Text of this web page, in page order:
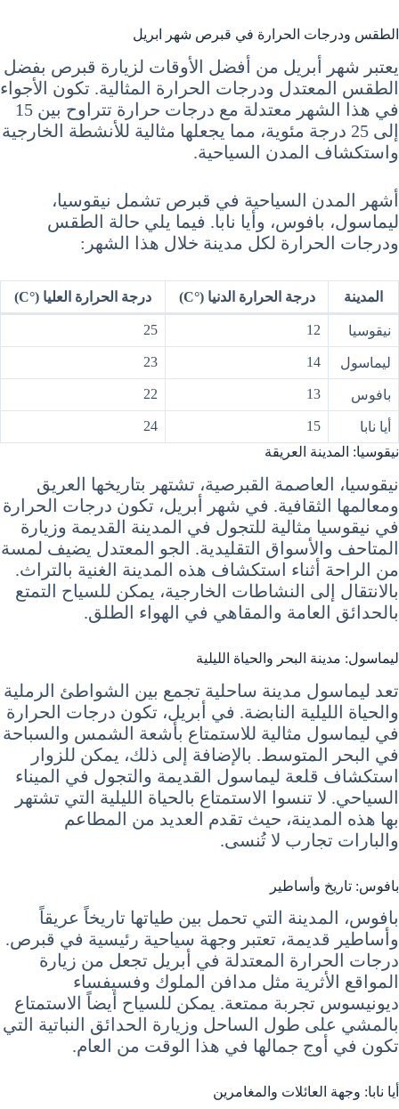
الطقس ودرجات الحرارة في قبرص شهر ابريل
يعتبر شهر أبريل من أفضل الأوقات لزيارة قبرص بفضل
الطقس المعتدل ودرجات الحرارة المثالية. تكون الأجواء
في هذا الشهر معتدلة مع درجات حرارة تتراوح بين 15
إلى 25 درجة مئوية، مما يجعلها مثالية للأنشطة الخارجية
واستكشاف المدن السياحية.
أشهر المدن السياحية في قبرص تشمل نيقوسيا،
ليماسول، بافوس، وأيا نابا. فيما يلي حالة الطقس
ودرجات الحرارة لكل مدينة خلال هذا الشهر:
المدينة درجة الحرارة الدنيا (°C) درجة الحرارة العليا (°C)
نيقوسيا 12
25
ليماسول 14
23
بافوس 13
22
أيا نابا 15
24
نيقوسيا: المدينة العريقة
نيقوسيا، العاصمة القبرصية، تشتهر بتاريخها العريق
ومعالمها الثقافية. في شهر أبريل، تكون درجات الحرارة
في نيقوسيا مثالية للتجول في المدينة القديمة وزيارة
المتاحف والأسواق التقليدية. الجو المعتدل يضيف لمسة
من الراحة أثناء استكشاف هذه المدينة الغنية بالتراث.
بالانتقال إلى النشاطات الخارجية، يمكن للسياح التمتع
بالحدائق العامة والمقاهي في الهواء الطلق.
ليماسول: مدينة البحر والحياة الليلية
تعد ليماسول مدينة ساحلية تجمع بين الشواطئ الرملية
والحياة الليلية النابضة. في أبريل، تكون درجات الحرارة
في ليماسول مثالية للاستمتاع بأشعة الشمس والسباحة
في البحر المتوسط. بالإضافة إلى ذلك، يمكن للزوار
استكشاف قلعة ليماسول القديمة والتجول في الميناء
السياحي. لا تنسوا الاستمتاع بالحياة الليلية التي تشتهر
بها هذه المدينة، حيث تقدم العديد من المطاعم
والبارات تجارب لا تُنسى.
بافوس: تاريخ وأساطير
بافوس، المدينة التي تحمل بين طياتها تاريخاً عريقاً
وأساطير قديمة، تعتبر وجهة سياحية رئيسية في قبرص.
درجات الحرارة المعتدلة في أبريل تجعل من زيارة
المواقع الأثرية مثل مدافن الملوك وفسيفساء
ديونيسوس تجربة ممتعة. يمكن للسياح أيضاً الاستمتاع
بالمشي على طول الساحل وزيارة الحدائق النباتية التي
تكون في أوج جمالها في هذا الوقت من العام.
أيا نابا: وجهة العائلات والمغامرين